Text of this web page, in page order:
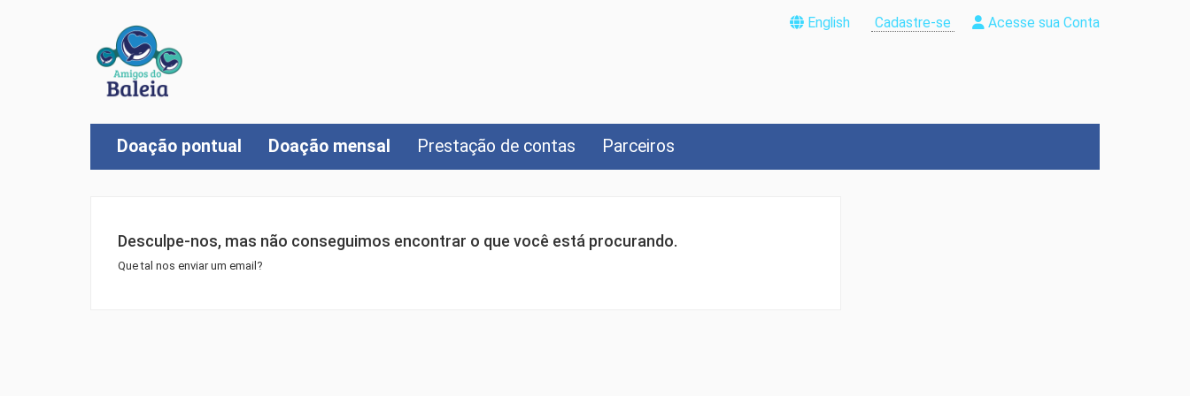
English Cadastre-se Acesse sua Conta
Doação pontual Doação mensal Prestação de contas Parceiros
Desculpe-nos, mas não conseguimos encontrar o que você está procurando.
Que tal nos enviar um email?